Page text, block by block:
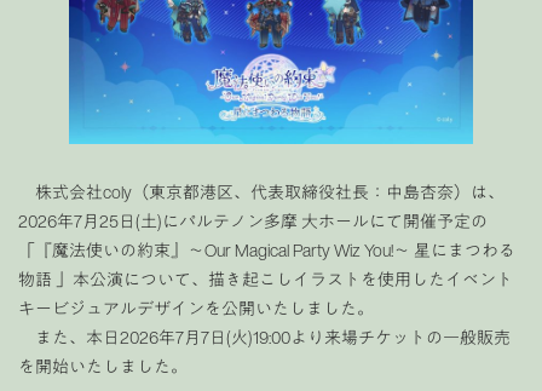
株式会社coly（東京都港区、代表取締役社長：中島杏奈）は、
2026年7月25日(土)にパルテノン多摩 大ホールにて開催予定の
「『魔法使いの約束』～Our Magical Party Wiz You!～ 星にまつわる
物語 」本公演について、描き起こしイラストを使用したイベント
キービジュアルデザインを公開いたしました。
また、本日2026年7月7日(火)19:00より来場チケットの一般販売
を開始いたしました。